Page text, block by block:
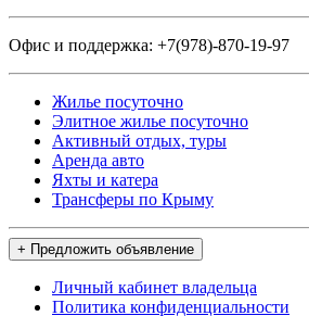
Офис и поддержка: +7(978)-870-19-97
Жилье посуточно
Элитное жилье посуточно
Активный отдых, туры
Аренда авто
Яхты и катера
Трансферы по Крыму
+ Предложить объявление
Личный кабинет владельца
Политика конфиденциальности